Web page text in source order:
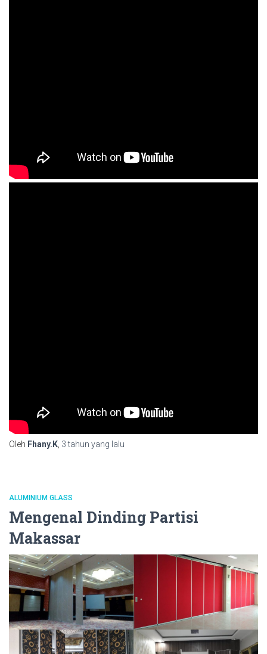
Oleh Fhany.K, 3 tahun yang lalu
ALUMINIUM GLASS
Mengenal Dinding Partisi
Makassar